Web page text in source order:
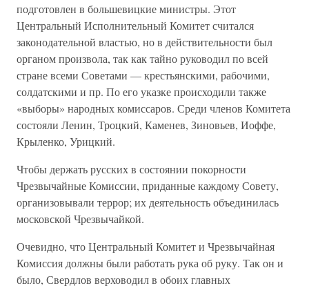
подготовлен в большевицкие министры. Этот
Центральный Исполнительный Комитет считался
законодательной властью, но в действительности был
органом произвола, так как тайно руководил по всей
стране всеми Советами — крестьянскими, рабочими,
солдатскими и пр. По его указке происходили также
«выборы» народных комиссаров. Среди членов Комитета
состояли Ленин, Троцкий, Каменев, Зиновьев, Иоффе,
Крыленко, Урицкий.
Чтобы держать русских в состоянии покорности
Чрезвычайные Комиссии, приданные каждому Совету,
организовывали террор; их деятельность объединилась
московской Чрезвычайкой.
Очевидно, что Центральный Комитет и Чрезвычайная
Комиссия должны были работать рука об руку. Так он и
было, Свердлов верховодил в обоих главных